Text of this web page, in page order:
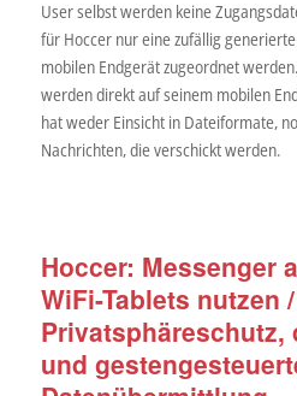
User selbst werden keine
für Hoccer nur eine zufällig
mobilen Endgerät zugeordnet
werden direkt auf seinem mobilen
hat weder Einsicht in Dateiformate,
Nachrichten, die verschickt werden.
Hoccer: Messenger
WiFi-Tablets nutzen /
Privatsphäreschutz,
und